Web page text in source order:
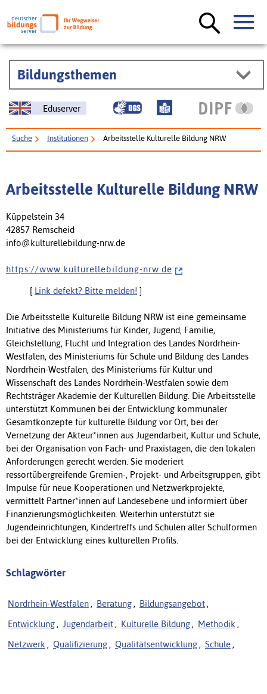
Bildungsthemen
Eduserver
Suche Institutionen Arbeitsstelle Kulturelle Bildung NRW
Arbeitsstelle Kulturelle Bildung NRW
Küppelstein 34
42857 Remscheid
info@kulturellebildung-nrw.de
h t t p s : / / w w w . k u l t u r e l l e b i l d u n g - n r w . d e
[ Link defekt? Bitte melden! ]
Die Arbeitsstelle Kulturelle Bildung NRW ist eine gemeinsame
Initiative des Ministeriums für Kinder, Jugend, Familie,
Gleichstellung, Flucht und Integration des Landes Nordrhein-
Westfalen, des Ministeriums für Schule und Bildung des Landes
Nordrhein-Westfalen, des Ministeriums für Kultur und
Wissenschaft des Landes Nordrhein-Westfalen sowie dem
Rechtsträger Akademie der Kulturellen Bildung. Die Arbeitsstelle
unterstützt Kommunen bei der Entwicklung kommunaler
Gesamtkonzepte für kulturelle Bildung vor Ort, bei der
Vernetzung der Akteur*innen aus Jugendarbeit, Kultur und Schule,
bei der Organisation von Fach- und Praxistagen, die den lokalen
Anforderungen gerecht werden. Sie moderiert
ressortübergreifende Gremien-, Projekt- und Arbeitsgruppen, gibt
Impulse für neue Kooperationen und Netzwerkprojekte,
vermittelt Partner*innen auf Landesebene und informiert über
Finanzierungsmöglichkeiten. Weiterhin unterstützt sie
Jugendeinrichtungen, Kindertreffs und Schulen aller Schulformen
bei der Entwicklung eines kulturellen Profils.
Schlagwörter
Nordrhein-Westfalen , Beratung , Bildungsangebot ,
Entwicklung , Jugendarbeit , Kulturelle Bildung , Methodik ,
Netzwerk , Qualifizierung , Qualitätsentwicklung , Schule ,